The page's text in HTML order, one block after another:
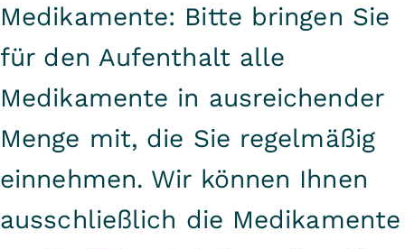
Medikamente: Bitte bringen Sie
für den Aufenthalt alle
Medikamente in ausreichender
Menge mit, die Sie regelmäßig
einnehmen. Wir können Ihnen
ausschließlich die Medikamente